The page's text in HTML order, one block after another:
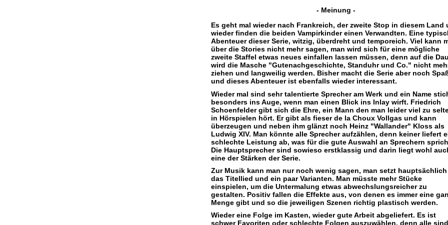
- Meinung -
Es geht mal wieder nach Frankreich, der zweite Stop in diesem Land
wieder finden die beiden Vampirkinder einen Verwandten. Eine
Abenteuer dieser Serie, witzig, überdreht und temporeich. Viel kann
über die Stories nicht mehr sagen, man wird sich für eine mögliche
zweite Staffel etwas neues einfallen lassen müssen, denn auf die
wird die Masche "Gutenachgeschichte, Standuhr und Co." nicht
ziehen und langweilig werden. Bisher macht die Serie aber noch
und dieses Abenteuer ist ebenfalls wieder interessant.
Wieder mal sind sehr talentierte Sprecher am Werk und ein Name
besonders ins Auge, wenn man einen Blick ins Inlay wirft. Friedrich
Schoenfelder gibt sich die Ehre, ein Mann den man leider viel zu
in Hörspielen hört. Er gibt als fieser de la Choux Vollgas und kann
überzeugen und neben ihm glänzt noch Heinz "Wallander" Kloss als
Ludwig XIV. Man könnte alle Sprecher aufzählen, denn keiner liefert
schlechte Leistung ab, was für die gute Auswahl an Sprechern
Die Hauptsprecher sind sowieso erstklassig und darin liegt wohl
eine der Stärken der Serie.
Zur Musik kann man nur noch wenig sagen, man setzt
das Titellied und ein paar Varianten. Man müsste mehr Stücke
einspielen, um die Untermalung etwas abwechslungsreicher zu
gestalten. Positiv fallen die Effekte aus, von denen es immer eine
Menge gibt und so die jeweiligen Szenen richtig plastisch werden.
Wieder eine Folge im Kasten, wieder gute Arbeit abgeliefert. Es ist
schwer Favoriten oder schlechte Folgen auszuwählen, denn alle sind